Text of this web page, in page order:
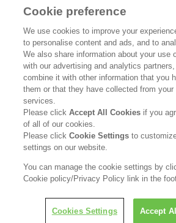
Home
サステナビリティ
ブランド
ニュースルーム
利用規約 花王のアクセシビリティ 個人情報
利用者情報の外部送信 ソーシャルメディアポリ
© Kao Corporation
Cookie preference
We use cookies to improve your
to personalise content and ads, and to
We also share information about your use
with our advertising and analytics
combine it with other information that you
them or that they have collected from your
services.
Please clickAccept All Cookies if you
of all of our cookies.
Please clickCookie Settingsto
settings on our website.
You can manage the cookie settings by
Cookie policy/Privacy Policy link in the
Cookies Settings Accept